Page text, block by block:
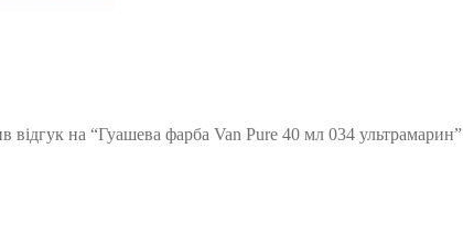
відгук на “Гуашева фарба Van Pure 40 мл 034 ультрамарин”